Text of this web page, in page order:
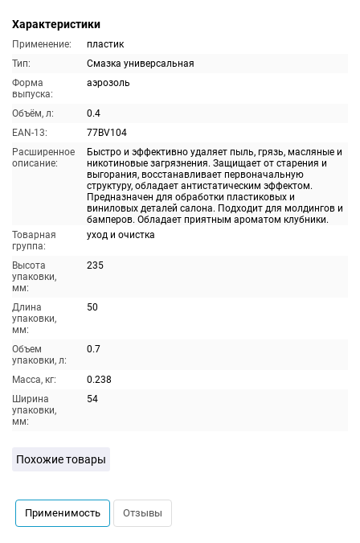
Характеристики
Применение:
пластик
Тип:
Смазка универсальная
Форма
выпуска:
аэрозоль
Объём, л:
0.4
EAN-13:
77BV104
Расширенное
описание:
Быстро и эффективно удаляет пыль, грязь, масляные и
никотиновые загрязнения. Защищает от старения и
выгорания, восстанавливает первоначальную
структуру, обладает антистатическим эффектом.
Предназначен для обработки пластиковых и
виниловых деталей салона. Подходит для молдингов и
бамперов. Обладает приятным ароматом клубники.
Товарная
группа:
уход и очистка
Высота
упаковки,
мм:
235
Длина
упаковки,
мм:
50
Объем
упаковки, л:
0.7
Масса, кг:
0.238
Ширина
упаковки,
мм:
54
Похожие товары
Применимость Отзывы